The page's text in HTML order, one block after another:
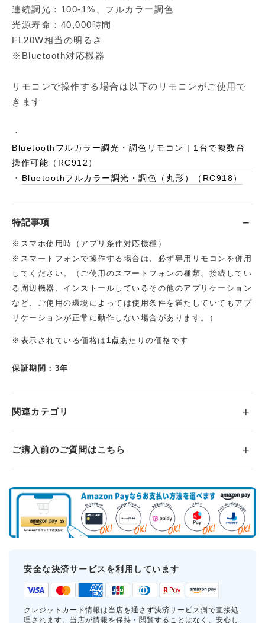
連続調光：100-1%、フルカラー調色
光源寿命：40,000時間
FL20W相当の明るさ
※Bluetooth対応機器
リモコンで操作する場合は以下のリモコンがご使用で
きます
・
Bluetoothフルカラー調光・調色リモコン | 1台で複数台
操作可能（RC912）
・ Bluetoothフルカラー調光・調色（丸形）（RC918）
特記事項
※スマホ使用時（アプリ条件対応機種）
※スマートフォンで操作する場合は、必ず専用リモコンを併用
してください。（ご使用のスマートフォンの種類、接続してい
る周辺機器、インストールしているその他のアプリケーション
など、ご使用の環境によっては使用条件を満たしていてもアプ
リケーションが正常に動作しない場合があります。）
※表示されている価格は 1点あたりの価格です
保証期間：3年
関連カテゴリ
ご購入前のご質問はこちら
安全な決済サービスを利用しています
クレジットカード情報は当店を通さず決済サービス側で直接処
理されます。当店が情報を保持・閲覧することはなく、安心し